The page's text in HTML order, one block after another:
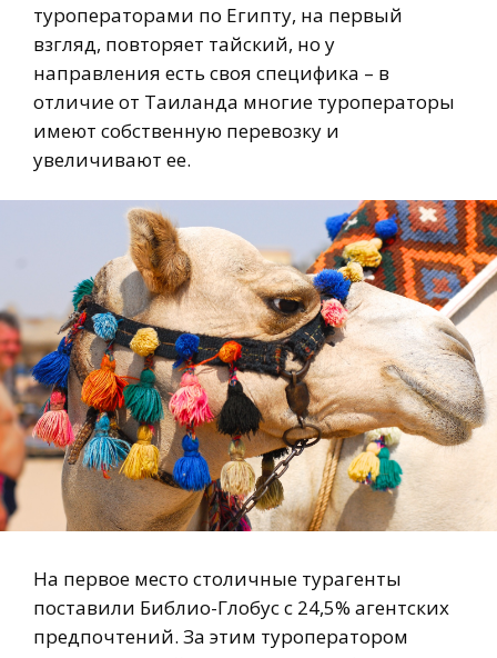
туроператорами по Египту, на первый
взгляд, повторяет тайский, но у
направления есть своя специфика – в
отличие от Таиланда многие туроператоры
имеют собственную перевозку и
увеличивают ее.
На первое место столичные турагенты
поставили Библио-Глобус с 24,5% агентских
предпочтений. За этим туроператором